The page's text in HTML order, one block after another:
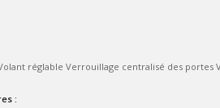
réglable Verrouillage centralisé des portes
: